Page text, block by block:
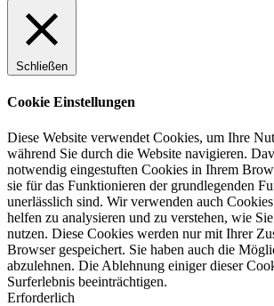
Schließen
Cookie Einstellungen
Diese Website verwendet Cookies, um Ihre
während Sie durch die Website navigieren.
notwendig eingestuften Cookies in Ihrem
sie für das Funktionieren der grundlegenden
unerlässlich sind. Wir verwenden auch
helfen zu analysieren und zu verstehen, wie
nutzen. Diese Cookies werden nur mit Ihrer
Browser gespeichert. Sie haben auch die
abzulehnen. Die Ablehnung einiger dieser
Surferlebnis beeinträchtigen.
Erforderlich